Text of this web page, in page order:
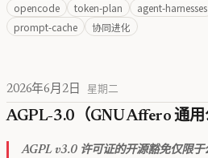
opencode
token-plan agent-harnesses
prompt-cache
协同进化
2026年6月2日 星期二
AGPL-3.0（GNU Affero 通用
AGPL v3.0 许可证的开源豁免仅限